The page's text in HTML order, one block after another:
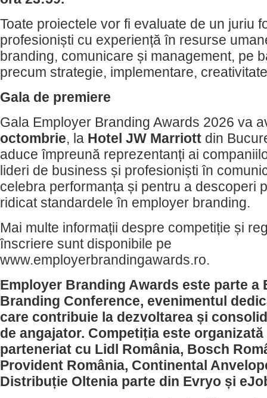
Toate proiectele vor fi evaluate de un juriu
profesioniști cu experiență în resurse
branding, comunicare și management, pe
precum strategie, implementare,
Gala de premiere
Gala Employer Branding Awards 2026 va
octombrie, la Hotel JW Marriott din
aduce împreună reprezentanți ai
lideri de business și profesioniști în
celebra performanța și pentru a descoperi
ridicat standardele în employer branding.
Mai multe informații despre competiție și
înscriere sunt disponibile pe
www.employerbrandingawards.ro.
Employer Branding Awards este parte a
Branding Conference, evenimentul
care contribuie la dezvoltarea și
de angajator. Competiția este
parteneriat cu Lidl România, Bosch Rom
Provident România, Continental
Distribuție Oltenia parte din Evryo și